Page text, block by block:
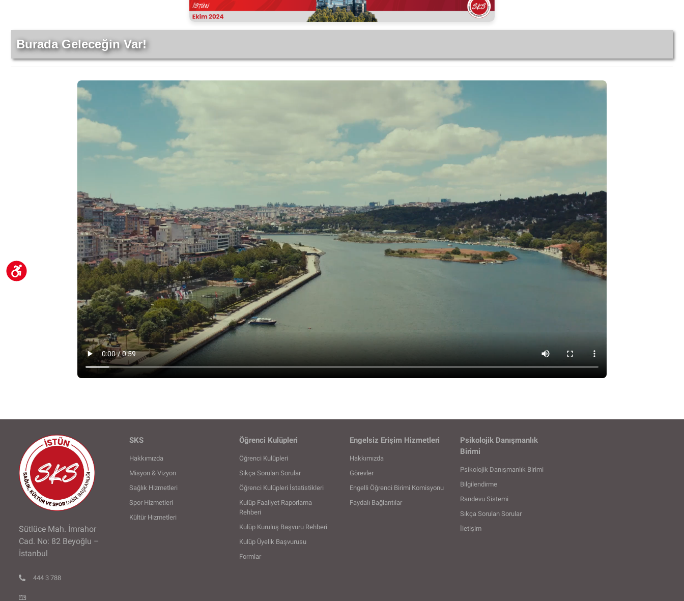
Burada Geleceğin Var!
Sütlüce Mah. İmrahor
Cad. No: 82 Beyoğlu –
İstanbul
444 3 788
SKS
Hakkımızda
Misyon & Vizyon
Sağlık Hizmetleri
Spor Hizmetleri
Kültür Hizmetleri
Öğrenci Kulüpleri
Öğrenci Kulüpleri
Sıkça Sorulan Sorular
Öğrenci Kulüpleri İstatistikleri
Kulüp Faaliyet Raporlama
Rehberi
Kulüp Kuruluş Başvuru Rehberi
Kulüp Üyelik Başvurusu
Formlar
Engelsiz Erişim Hizmetleri
Hakkımızda
Görevler
Engelli Öğrenci Birimi Komisyonu
Faydalı Bağlantılar
Psikolojik Danışmanlık
Birimi
Psikolojik Danışmanlık Birimi
Bilgilendirme
Randevu Sistemi
Sıkça Sorulan Sorular
İletişim